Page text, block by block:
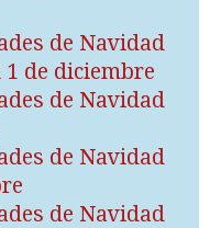
de Navidad
de diciembre
de Navidad
de Navidad
de Navidad